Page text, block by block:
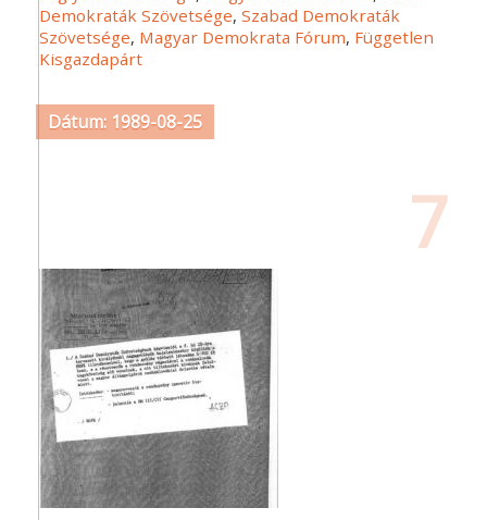
Demokraták Szövetsége,Szabad Demokraták
Szövetsége, Magyar Demokrata Fórum, Független
Kisgazdapárt
Dátum: 1989-08-25
7